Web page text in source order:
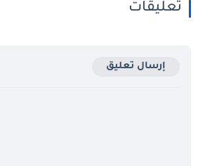
تعليقات
إرسال تعليق